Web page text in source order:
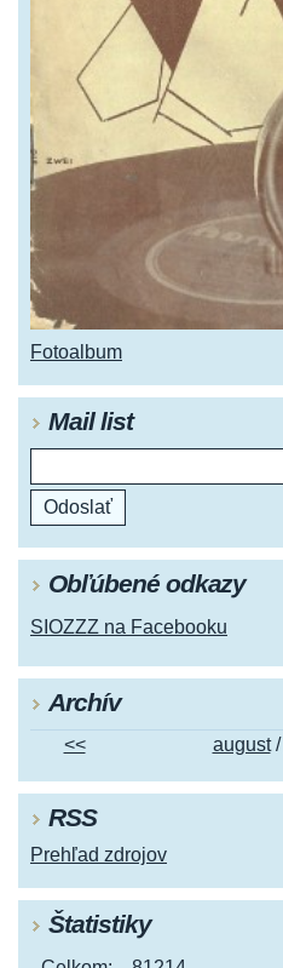
Fotoalbum
Mail list
Obľúbené odkazy
SIOZZZ na Facebooku
Archív
<< august/
RSS
Prehľad zdrojov
Štatistiky